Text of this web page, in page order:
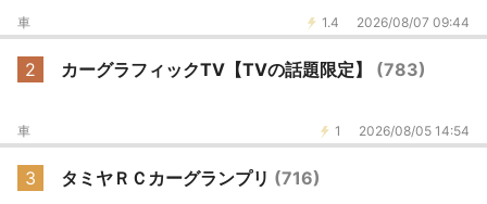
1.4 2026/08/07 09:44
車
2 カーグラフィックTV【TVの話題限定】 (783)
1 2026/08/05 14:54
車
3 タミヤＲＣカーグランプリ (716)